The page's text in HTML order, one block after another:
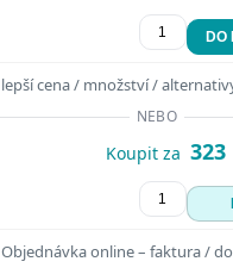
DO
lepší cena / množství /
NEBO
Koupit za 323
Objednávka online – faktura /